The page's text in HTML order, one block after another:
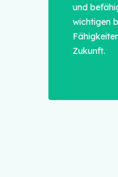
und
wichtigen
Zukunft.